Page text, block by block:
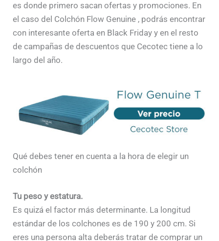
es donde primero sacan ofertas y promociones. En
el caso del Colchón Flow Genuine , podrás encontrar
con interesante oferta en Black Friday y en el resto
de campañas de descuentos que Cecotec tiene a lo
largo del año.
Qué debes tener en cuenta a la hora de elegir un
colchón
Tu peso y estatura.
Es quizá el factor más determinante. La longitud
estándar de los colchones es de 190 y 200 cm. Si
eres una persona alta deberás tratar de comprar un